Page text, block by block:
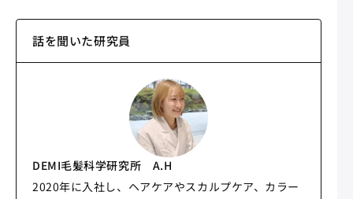
話を聞いた研究員
DEMI毛髪科学研究所 A.H
2020年に入社し、ヘアケアやスカルプケア、カラー